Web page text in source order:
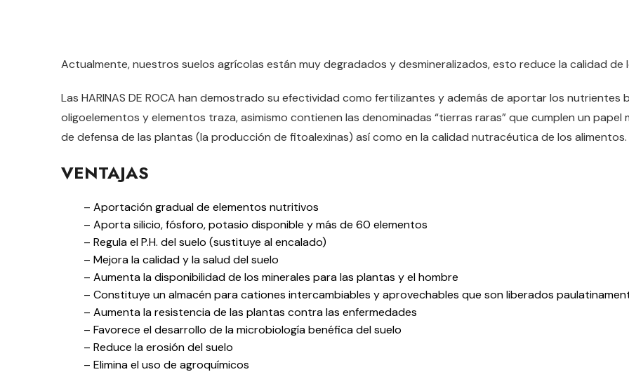
Actualmente, nuestros suelos agrícolas están muy degradados y desmineralizados, esto reduce la calidad de
Las HARINAS DE ROCA han demostrado su efectividad como fertilizantes y además de aportar los
oligoelementos y elementos traza, asimismo contienen las denominadas “tierras raras” que cumplen un
de defensa de las plantas (la producción de fitoalexinas) así como en la calidad nutracéutica de los alimentos.
VENTAJAS
– Aportación gradual de elementos nutritivos
– Aporta silicio, fósforo, potasio disponible y más de 60 elementos
– Regula el P.H. del suelo (sustituye al encalado)
– Mejora la calidad y la salud del suelo
– Aumenta la disponibilidad de los minerales para las plantas y el hombre
– Constituye un almacén para cationes intercambiables y aprovechables que son liberados
– Aumenta la resistencia de las plantas contra las enfermedades
– Favorece el desarrollo de la microbiología benéfica del suelo
– Reduce la erosión del suelo
– Elimina el uso de agroquímicos